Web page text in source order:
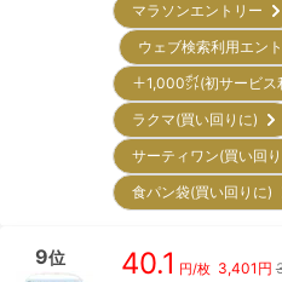
マラソンエントリー
ウェブ検索利用エン
＋1,000㌽(初サービ
ラクマ(買い回りに)
サーティワン(買い回
食パン袋(買い回りに)
9位 40.1 円/枚 3,401 円